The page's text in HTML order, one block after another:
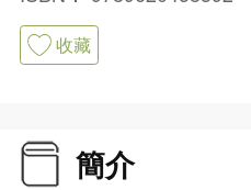
收藏
簡介